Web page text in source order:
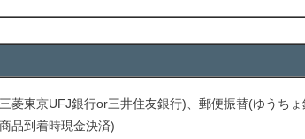
菱東京UFJ銀行or三井住友銀行)、郵便振替(ゆうちょ
品到着時現金決済)